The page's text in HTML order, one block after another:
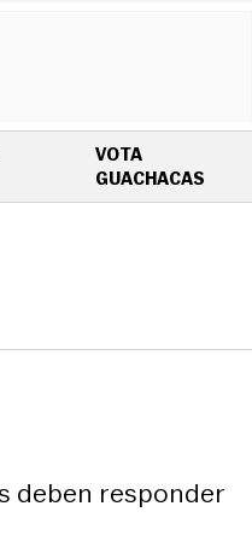
NEW WINDOW
VOTA
GUACHACAS
deben responder